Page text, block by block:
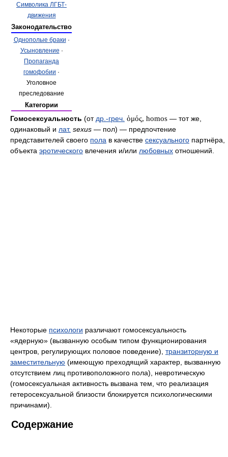
Символика ЛГБТ-
движения
Законодательство
Однополые браки ·
Усыновление ·
Пропаганда
гомофобии ·
Уголовное
преследование
Категории
Гомосексуальность (от др.-греч. ὁμός, homos — тот же,
одинаковый и лат. sexus — пол) — предпочтение
представителей своего пола в качестве сексуального партнёра,
объекта эротического влечения и/или любовных отношений.
Некоторые психологи различают гомосексуальность
«ядерную» (вызванную особым типом функционирования
центров, регулирующих половое поведение), транзиторную и
заместительную (имеющую преходящий характер, вызванную
отсутствием лиц противоположного пола), невротическую
(гомосексуальная активность вызвана тем, что реализация
гетеросексуальной близости блокируется психологическими
причинами).
Содержание